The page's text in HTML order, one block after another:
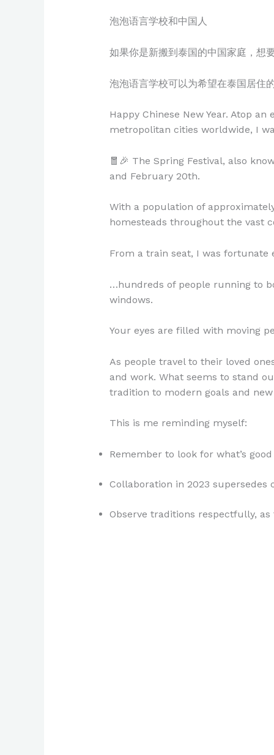
泡泡语言学校和中国人
如果你是新搬到泰国的中国家庭，想
泡泡语言学校可以为希望在泰国居住
Happy Chinese New Year. Atop
metropolitan cities worldwide, I
🧧🎉 The Spring Festival, also
and February 20th.
With a population of
homesteads throughout the vast
From a train seat, I was fortunate
…hundreds of people running to
windows.
Your eyes are filled with moving
As people travel to their loved
and work. What seems to stand
tradition to modern goals and
This is me reminding myself:
Remember to look for what’s
Collaboration in 2023
Observe traditions respectfully,